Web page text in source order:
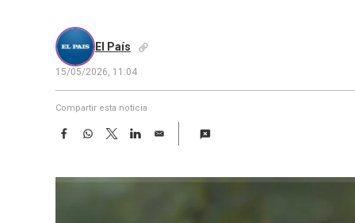
El País
15/05/2026, 11:04
Compartir esta noticia
F
e
W
t
T
w
t
L
k
E
i